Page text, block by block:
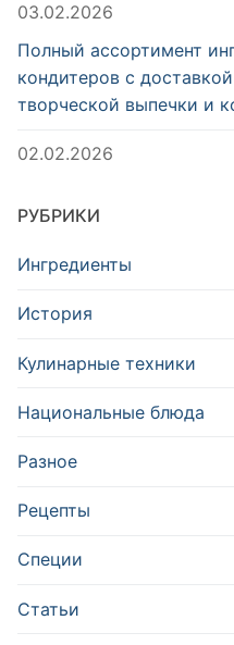
03.02.2026
Полный ассортимент
кондитеров с
творческой выпечки и
02.02.2026
РУБРИКИ
Ингредиенты
История
Кулинарные техники
Национальные блюда
Разное
Рецепты
Специи
Статьи